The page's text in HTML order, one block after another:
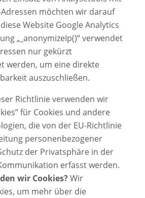
möchten wir darauf
Website Google Analytics
„_anonymizeIp()“ verwendet
nur gekürzt
werden, um eine direkte
auszuschließen.
Richtlinie verwenden wir
für Cookies und andere
die von der EU-Richtlinie
personenbezogener
der Privatsphäre in der
erfasst werden.
wir Cookies?Wir
um mehr über die